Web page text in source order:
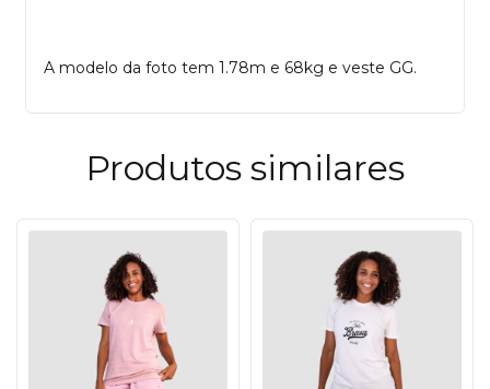
A modelo da foto tem 1.78m e 68kg e veste GG.
Produtos similares